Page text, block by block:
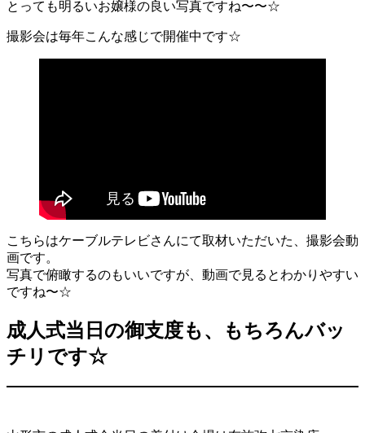
とっても明るいお嬢様の良い写真ですね〜〜☆
撮影会は毎年こんな感じで開催中です☆
こちらはケーブルテレビさんにて取材いただいた、撮影会動
画です。
写真で俯瞰するのもいいですが、動画で見るとわかりやすい
ですね〜☆
成人式当日の御支度も、もちろんバッ
チリです☆